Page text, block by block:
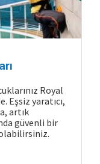
Royal
Eşsiz yaratıcı,
artık
güvenli bir